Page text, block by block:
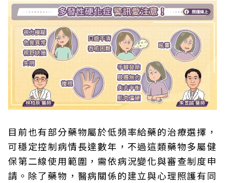
目前也有部分藥物屬於低頻率給藥的治療選擇，
可穩定控制病情長達數年，不過這類藥物多屬健
保第二線使用範圍，需依病況變化與審查制度申
請。除了藥物，醫病關係的建立與心理照護有同